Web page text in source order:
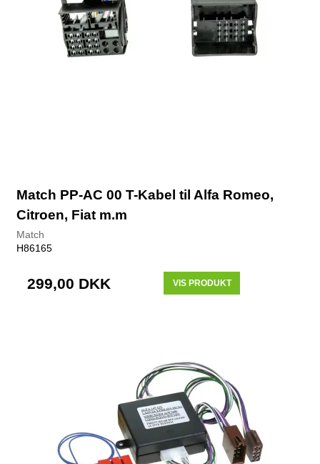
Match PP-AC 00 T-Kabel til Alfa Romeo,
Citroen, Fiat m.m
Match
H86165
299,00 DKK VIS PRODUKT